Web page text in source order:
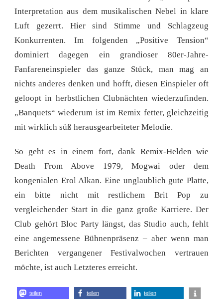
Interpretation aus dem musikalischen Nebel in klare
Luft gezerrt. Hier sind Stimme und Schlagzeug
Konkurrenten. Im folgenden „Positive Tension“
dominiert dagegen ein grandioser 80er-Jahre-
Fanfareneinspieler das ganze Stück, man mag an
nichts anderes denken und hofft, diesen Einspieler oft
geloopt in herbstlichen Clubnächten wiederzufinden.
„Banquets“ wiederum ist im Remix fetter, gleichzeitig
mit wirklich süß herausgearbeiteter Melodie.
So geht es in einem fort, dank Remix-Helden wie
Death From Above 1979, Mogwai oder dem
kongenialen Erol Alkan. Eine unglaublich gute Platte,
ein bitte nicht mit restlichem Brit Pop zu
vergleichender Start in die ganz große Karriere. Der
Club gehört Bloc Party längst, das Studio auch, fehlt
eine angemessene Bühnenpräsenz – aber wenn man
Berichten vergangener Festivalwochen vertrauen
möchte, ist auch Letzteres erreicht.
teilen teilen teilen